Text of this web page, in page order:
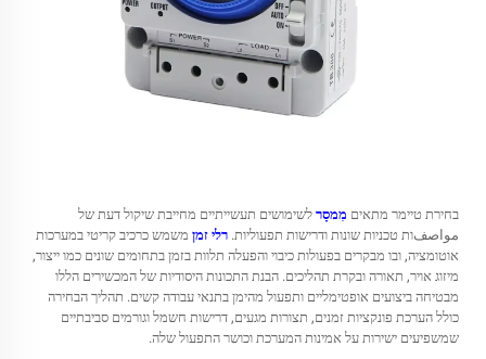
בחירת טיימר מתאים מִמסָר לשימושים תעשייתיים מחייבת שיקול דעת של
مواصفות טכניות שונות ודרישות תפעוליות. רלי זמן משמש כרכיב קריטי במערכות
אוטומציה, ובו מבקרים בפעולות כיבוי והפעלה תלוות בזמן בתחומים שונים כמו ייצור,
מיזוג אויר, תאורה ובקרת תהליכים. הבנת התכונות היסודיות של המכשירים הללו
מבטיחה ביצועים אופטימליים ותפעול מהימן בתנאי עבודה קשים. תהליך הבחירה
כולל הערכת פונקציות זמנים, תצורות מגעים, דרישות חשמל וגורמים סביבתיים
שמשפיעים ישירות על אמינות המערכת וכושר התפעול שלה.